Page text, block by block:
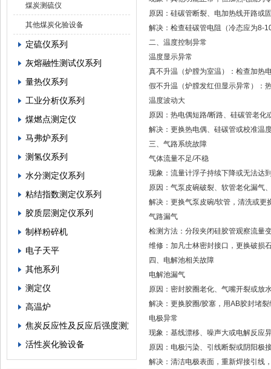
煤炭测硫仪
其他煤炭化验设备
定硫仪系列
灰熔融性测试仪系列
量热仪系列
工业分析仪系列
煤燃点测定仪
马弗炉系列
测氢仪系列
水分测定仪系列
粘结指数测定仪系列
胶质层测定仪系列
制样粉碎机
电子天平
其他系列
测定仪
高温炉
焦炭反应性及反应后强度测定仪
活性炭化验设备
原因：硅碳管断裂、电加热线开路或
解决：检查硅碳管电阻（冷态应为8-
二、温度控制异常
温度显示异常
真不升温（炉膛为室温）：检查加热
假不升温（炉膛发红但显示异常）：
温度波动大
原因：热电偶短路/断路、硅碳管老化
解决：更换热电偶、硅碳管或校准温
三、气路系统故障
气体流量不足/不稳
现象：流量计浮子持续下降或无法达
原因：气泵皮碗破裂、软管老化漏气
解决：更换气泵皮碗/软管，清洗或更
气路漏气
检测方法：分段夹闭硅胶管观察流量
维修：加凡士林密封接口，更换破损
四、电解池相关故障
电解池漏气
原因：密封胶圈老化、气嘴开裂或放
解决：更换胶圈/胶塞，用AB胶封堵裂
电极异常
现象：基线漂移、噪声大或电解反应
原因：电极污染、引线断裂或阴阳极
解决：清洁电极表面，重新焊接引线